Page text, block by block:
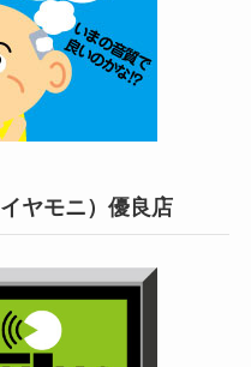
ヤモニ）優良店